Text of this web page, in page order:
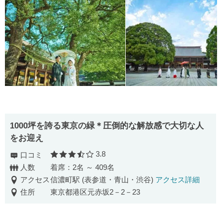
1000坪を誇る東京の緑＊圧倒的な解放感で大切な人
をお迎え
口コミ 口コミ評価
3.8
人数
着席：2名 ～ 409名
アクセス信濃町駅 (表参道・青山・渋谷) アクセス詳細
住所
東京都港区元赤坂2－2－23